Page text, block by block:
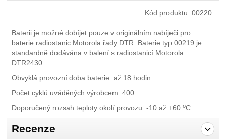
Kód produktu:00220
Baterii je možné dobíjet pouze v originálním nabíječi pro
baterie radiostanic Motorola řady DTR. Baterie typ 00219 je
standardně dodávána v balení s radiostanicí Motorola
DTR2430.
Obvyklá provozní doba baterie: až 18 hodin
Počet cyklů uváděných výrobcem: 400
Doporučený rozsah teploty okolí provozu: -10 až +60 oC
Recenze